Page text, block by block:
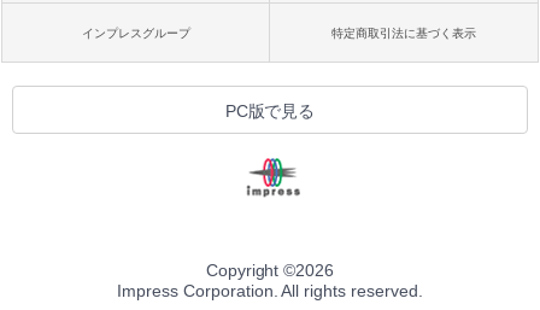
インプレスグループ 特定商取引法に基づく表示
PC版で見る
Copyright ©2026
Impress Corporation. All rights reserved.